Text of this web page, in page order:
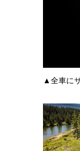
▲全車に